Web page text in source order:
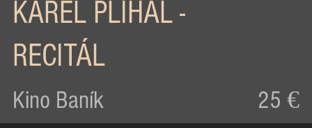
KAREL PLÍHAL -
RECITÁL
Kino Baník 25 €